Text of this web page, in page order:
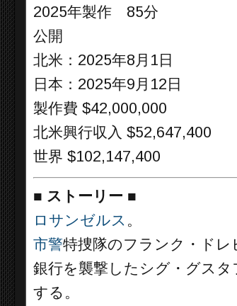
2025年製作 85分
公開
北米：2025年8月1日
日本：2025年9月12日
製作費 $42,000,000
北米興行収入 $52,647,400
世界 $102,147,400
■ ストーリー ■
ロサンゼルス 。
市警特捜隊のフランク・ドレ
銀行を襲撃したシグ・グスタ
する。